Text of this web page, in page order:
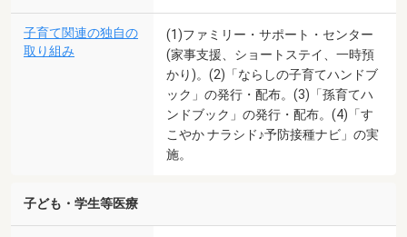
子育て関連の独自の
取り組み
(1)ファミリー・サポート・センター
(家事支援、ショートステイ、一時預
かり)。(2)「ならしの子育てハンドブ
ック」の発行・配布。(3)「孫育てハ
ンドブック」の発行・配布。(4)「す
こやか ナラシド♪予防接種ナビ」の実
施。
子ども・学生等医療